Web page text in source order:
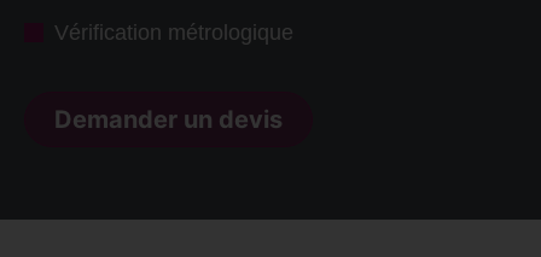
Vérification métrologique
Demander un devis